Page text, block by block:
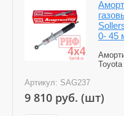
0- 45
Toyota
Артикул: SAG237
9 810 руб. (шт)